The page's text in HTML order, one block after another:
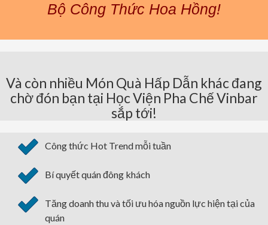
Bộ Công Thức Hoa Hồng!
Và còn nhiều Món Quà Hấp Dẫn khác đang
chờ đón bạn tại Học Viện Pha Chế Vinbar
sắp tới!
Công thức Hot Trend mỗi tuần
Bí quyết quán đông khách
Tăng doanh thu và tối ưu hóa nguồn lực hiện tại của
quán